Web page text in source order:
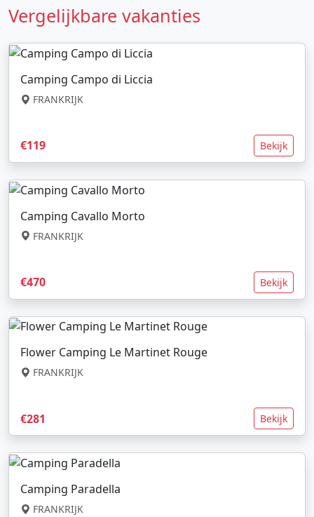
Vergelijkbare vakanties
Camping Campo di Liccia
FRANKRIJK
€119 Bekijk
Camping Cavallo Morto
FRANKRIJK
€470 Bekijk
Flower Camping Le Martinet Rouge
FRANKRIJK
€281 Bekijk
Camping Paradella
FRANKRIJK